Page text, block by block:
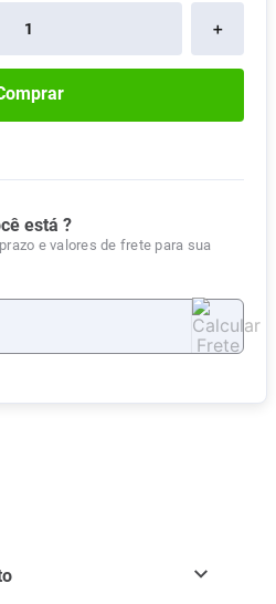
＋
está ?
e valores de frete para sua